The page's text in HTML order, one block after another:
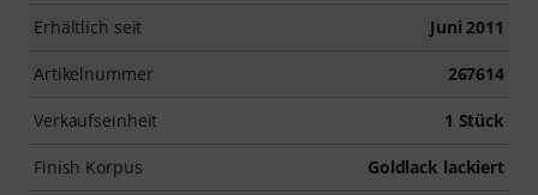
Erhältlich seit Juni 2011
Artikelnummer 267614
Verkaufseinheit 1 Stück
Finish Korpus Goldlack lackiert